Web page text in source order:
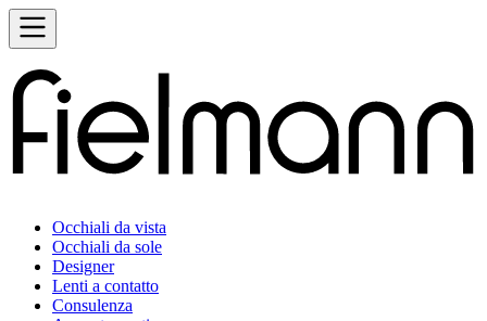
Occhiali da vista
Occhiali da sole
Designer
Lenti a contatto
Consulenza